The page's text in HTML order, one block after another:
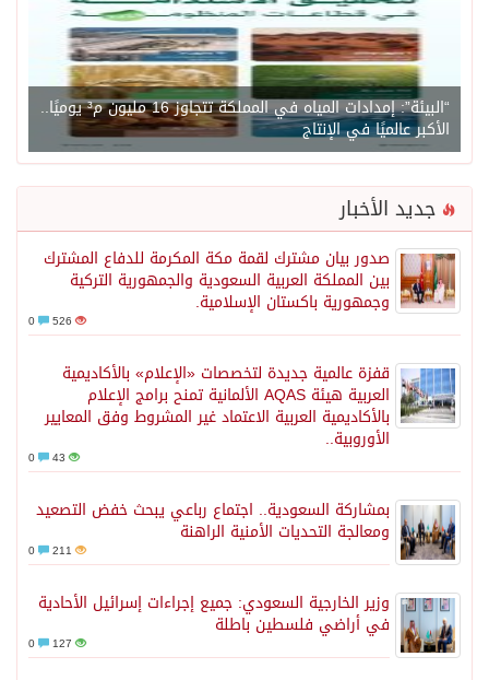
“البيئة”: إمدادات المياه في المملكة تتجاوز 16 مليون م³ يوميًا..
الأكبر عالميًا في الإنتاج
جديد الأخبار
صدور بيان مشترك لقمة مكة المكرمة للدفاع المشترك
بين المملكة العربية السعودية والجمهورية التركية
وجمهورية باكستان الإسلامية.
526
قفزة عالمية جديدة لتخصصات «الإعلام» بالأكاديمية
العربية هيئة AQAS الألمانية تمنح برامج الإعلام
بالأكاديمية العربية الاعتماد غير المشروط وفق المعايير
الأوروبية..
43
بمشاركة السعودية.. اجتماع رباعي يبحث خفض التصعيد
ومعالجة التحديات الأمنية الراهنة
211
وزير الخارجية السعودي: جميع إجراءات إسرائيل الأحادية
في أراضي فلسطين باطلة
127